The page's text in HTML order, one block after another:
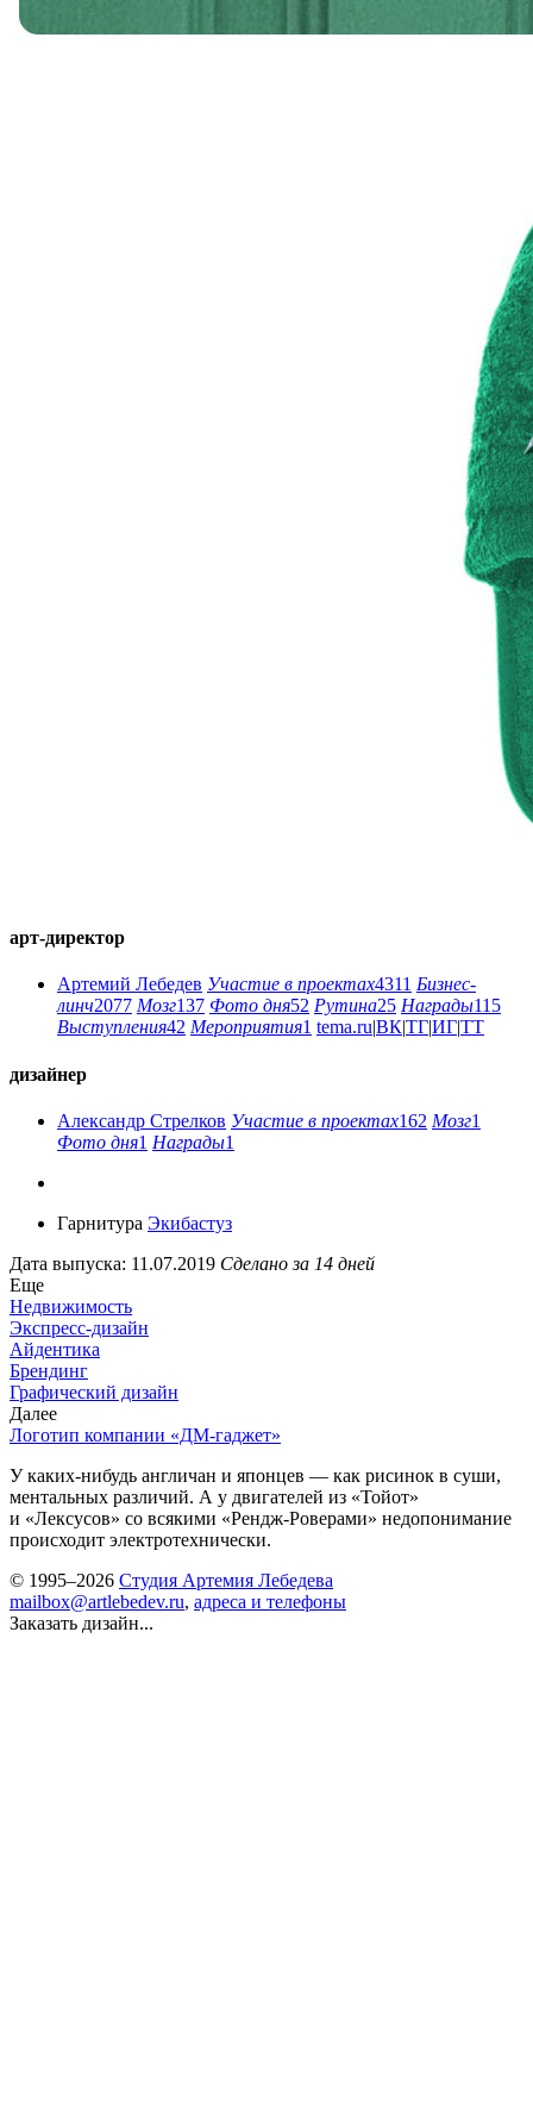
арт-директор
Артемий Лебедев Участие в проектах4311 Бизнес-
линч2077 Мозг137 Фото дня52 Рутина25 Награды115
Выступления42 Мероприятия1 tema.ru|ВК|ТГ|ИГ|ТТ
дизайнер
Александр Стрелков Участие в проектах162 Мозг1
Фото дня1 Награды1
Гарнитура Экибастуз
Дата выпуска: 11.07.2019 Сделано за 14 дней
Еще
Недвижимость
Экспресс-дизайн
Айдентика
Брендинг
Графический дизайн
Далее
Логотип компании «ДМ-гаджет»
У каких-нибудь англичан и японцев — как рисинок в суши,
ментальных различий. А у двигателей из «Тойот»
и «Лексусов» со всякими «Рендж-Роверами» недопонимание
происходит электротехнически.
© 1995–2026 Студия Артемия Лебедева
mailbox@artlebedev.ru, адреса и телефоны
Заказать дизайн...